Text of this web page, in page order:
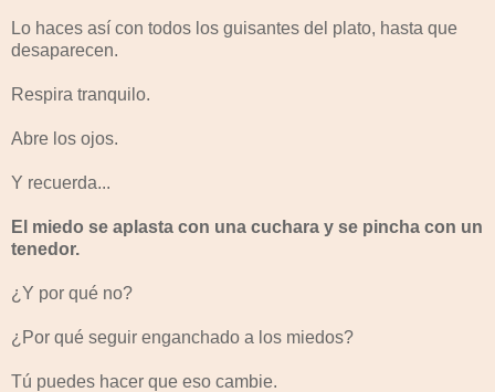
Lo haces así con todos los guisantes del plato, hasta que
desaparecen.
Respira tranquilo.
Abre los ojos.
Y recuerda...
El miedo se aplasta con una cuchara y se pincha con un
tenedor.
¿Y por qué no?
¿Por qué seguir enganchado a los miedos?
Tú puedes hacer que eso cambie.